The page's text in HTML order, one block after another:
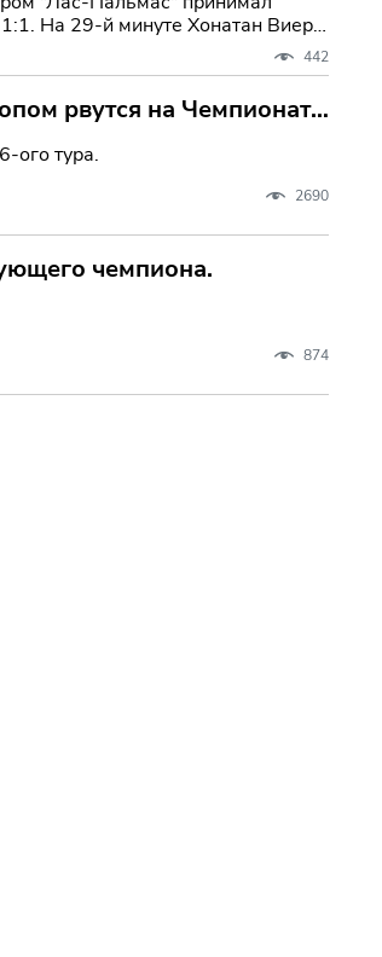
На 29-й минуте Хонатан Виера
442
рвутся на Чемпионат
ого тура.
2690
чемпиона.
874